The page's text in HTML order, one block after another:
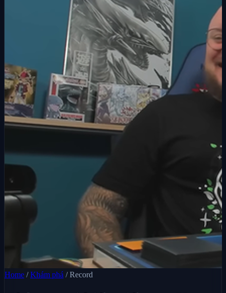
Home / Khám phá / Record